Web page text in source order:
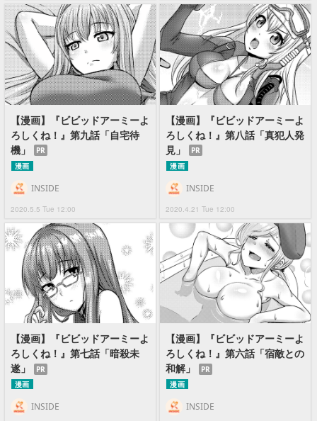
【漫画】『ビビッドアーミーよ
ろしくね！』第九話「自宅待
機」
PR
漫画
2020.5.5 Tue 12:00
INSIDE
【漫画】『ビビッドアーミーよ
ろしくね！』第八話「真犯人発
見」
PR
漫画
2020.4.21 Tue 12:00
INSIDE
【漫画】『ビビッドアーミーよ
ろしくね！』第七話「暗殺未
遂」
PR
漫画
INSIDE
【漫画】『ビビッドアーミーよ
ろしくね！』第六話「宿敵との
和解」
PR
漫画
INSIDE